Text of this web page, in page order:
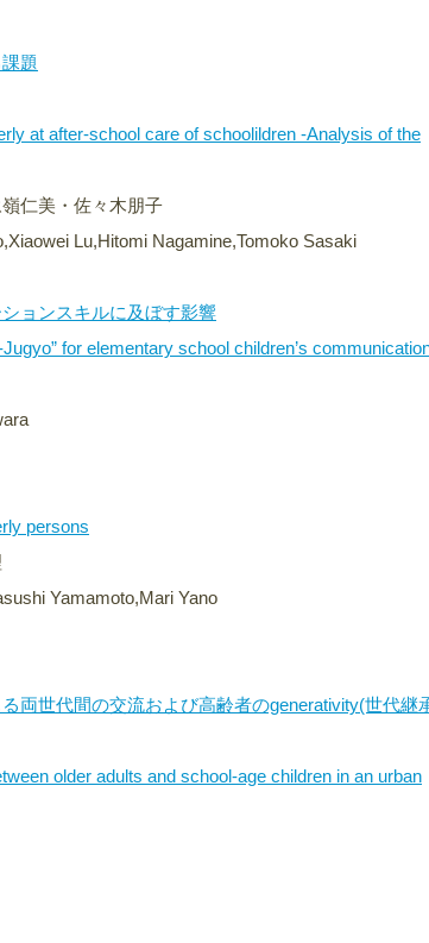
題
at after-school care of schoolildren -Analysis of the
仁美・佐々木朋子
Lu,Hitomi Nagamine,Tomoko Sasaki
ョンスキルに及ぼす影響
for elementary school children’s
persons
Yamamoto,Mari Yano
両世代間の交流および高齢者のgenerativity(世代継
older adults and school-age children in an urban